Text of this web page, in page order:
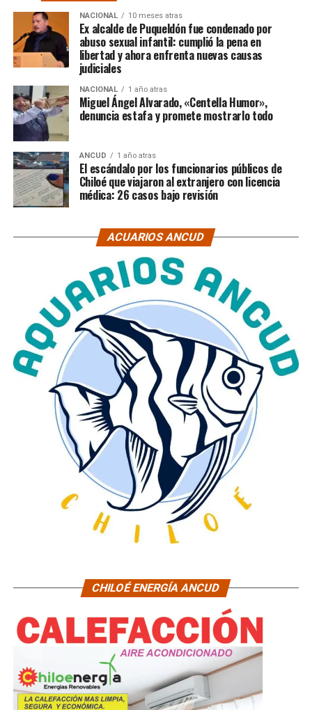
NACIONAL 10 meses atras
Ex alcalde de Puqueldón fue condenado por
abuso sexual infantil: cumplió la pena en
libertad y ahora enfrenta nuevas causas
judiciales
NACIONAL 1 año atras
Miguel Ángel Alvarado, «Centella Humor»,
denuncia estafa y promete mostrarlo todo
ANCUD 1 año atras
El escándalo por los funcionarios públicos de
Chiloé que viajaron al extranjero con licencia
médica: 26 casos bajo revisión
ACUARIOS ANCUD
CHILOÉ ENERGÍA ANCUD